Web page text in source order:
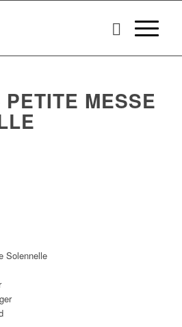
MESSE
Solennelle